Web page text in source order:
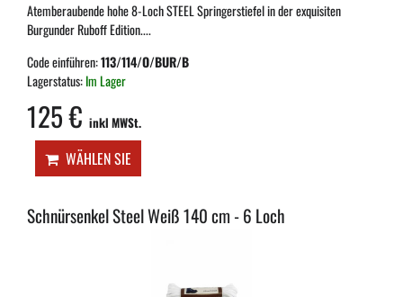
Atemberaubende hohe 8-Loch STEEL Springerstiefel in der exquisiten
Burgunder Ruboff Edition....
Code einführen:113/114/O/BUR/B
Lagerstatus:Im Lager
125 € inkl MWSt.
WÄHLEN SIE
Schnürsenkel Steel Weiß 140 cm - 6 Loch